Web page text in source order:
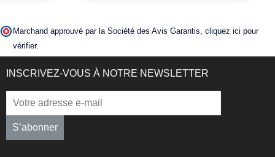
Marchand approuvé par la Société des Avis Garantis, cliquez ici pour
vérifier.
INSCRIVEZ-VOUS À NOTRE NEWSLETTER
S’abonner